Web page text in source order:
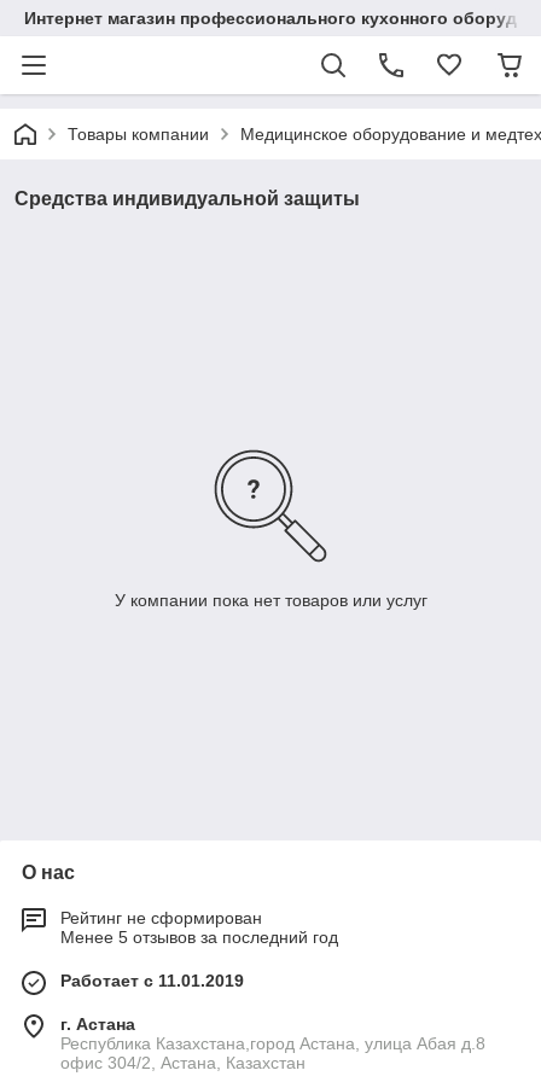
Интернет магазин профессионального кухонного
Товары компании Медицинское оборудование и
Средства индивидуальной защиты
У компании пока нет товаров или услуг
О нас
Рейтинг не сформирован
Менее 5 отзывов за последний год
Работает с 11.01.2019
г. Астана
Республика Казахстана,город Астана, улица Абая д.8
офис 304/2, Астана, Казахстан